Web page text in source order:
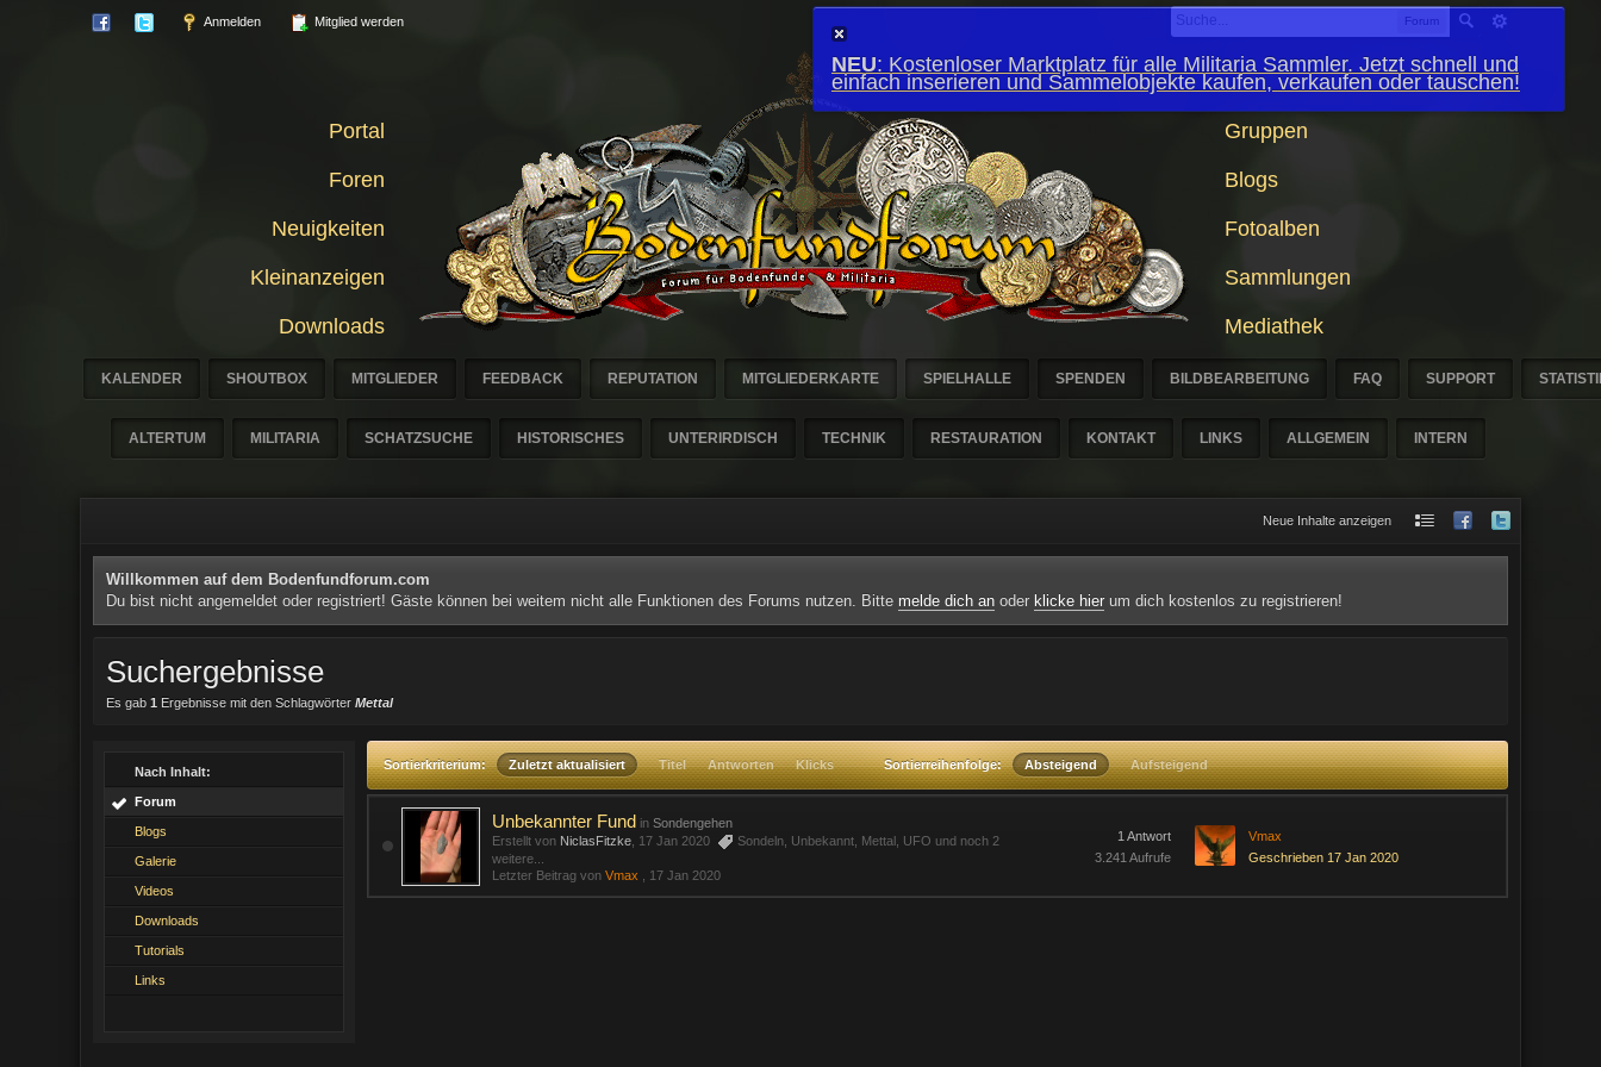
Forum
Anmelden Mitglied werden
Portal
Foren
Neuigkeiten
Kleinanzeigen
Downloads
Gruppen
Blogs
Fotoalben
Sammlungen
Mediathek
KALENDER SHOUTBOX MITGLIEDER FEEDBACK REPUTATION MITGLIEDERKARTE SPIELHALLE SPENDEN BILDBEARBEITUNG FAQ SUPPORT
ALTERTUM MILITARIA SCHATZSUCHE HISTORISCHES UNTERIRDISCH TECHNIK RESTAURATION KONTAKT LINKS ALLGEMEIN INTERN
Neue Inhalte anzeigen
NEU: Kostenloser Marktplatz für alle Militaria Sammler. Jetzt schnell und
einfach inserieren und Sammelobjekte kaufen, verkaufen oder tauschen!
Willkommen auf dem Bodenfundforum.com
Du bist nicht angemeldet oder registriert! Gäste können bei weitem nicht alle Funktionen des Forums nutzen. Bitte melde dich an oder klicke hier um dich kostenlos zu registrieren!
Suchergebnisse
Es gab1 Ergebnisse mit den SchlagwörterMettal
Nach Inhalt:
Forum
Blogs
Galerie
Videos
Downloads
Tutorials
Links
Sortierkriterium: Zuletzt aktualisiert Titel Antworten Klicks Sortierreihenfolge: Absteigend Aufsteigend
Unbekannter Fund in Sondengehen
Erstellt von NiclasFitzke , 17 Jan 2020 Sondeln Unbekannt Mettal UFO und noch 2
weitere...
Letzter Beitrag vonVmax 17 Jan 2020
1 Antwort
3.241 Aufrufe
Vmax
Geschrieben 17 Jan 2020